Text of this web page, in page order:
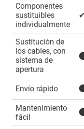
Componentes
sustituibles
individualmente
✔
Sustitución de
los cables, con
sistema de
apertura
Envío rápido
Mantenimiento
fácil